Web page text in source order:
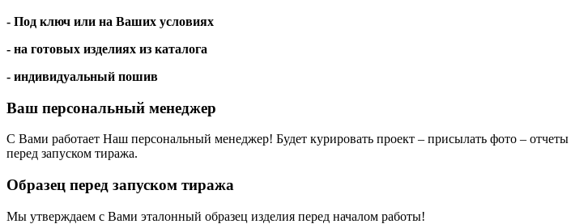
- Под ключ или на Ваших условиях
- на готовых изделиях из каталога
- индивидуальный пошив
Ваш персональный менеджер
С Вами работает Наш персональный менеджер! Будет курировать проект – присылать фото –
перед запуском тиража.
Образец перед запуском тиража
Мы утверждаем с Вами эталонный образец изделия перед началом работы!